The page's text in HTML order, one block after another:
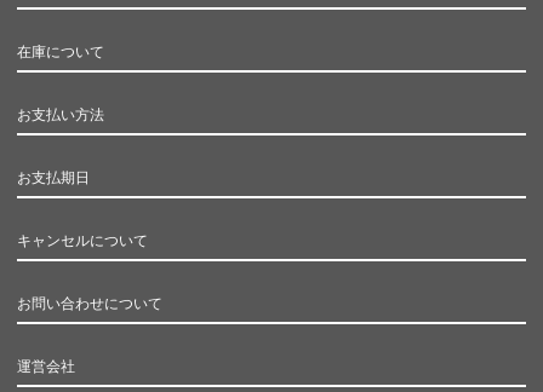
在庫について
お支払い方法
お支払期日
キャンセルについて
お問い合わせについて
運営会社